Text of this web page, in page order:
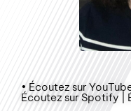
• Écoutez sur
Écoutez sur Spotify |